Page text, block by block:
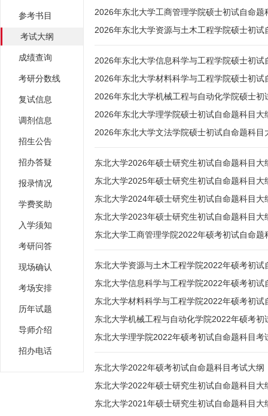
参考书目
考试大纲
成绩查询
考研分数线
复试信息
调剂信息
招生公告
招办答疑
报录情况
学费奖助
入学须知
考研问答
现场确认
考场安排
历年试题
导师介绍
招办电话
2026年东北大学工商管理学院硕士初试自命题
2026年东北大学资源与土木工程学院硕士初试
2026年东北大学信息科学与工程学院硕士初试
2026年东北大学材料科学与工程学院硕士初试
2026年东北大学机械工程与自动化学院硕士初
2026年东北大学理学院硕士初试自命题科目大
2026年东北大学文法学院硕士初试自命题科目
东北大学2026年硕士研究生初试自命题科目大
东北大学2025年硕士研究生初试自命题科目大
东北大学2024年硕士研究生初试自命题科目大
东北大学2023年硕士研究生初试自命题科目大
东北大学工商管理学院2022年硕考初试自命题
东北大学资源与土木工程学院2022年硕考初试
东北大学信息科学与工程学院2022年硕考初试
东北大学材料科学与工程学院2022年硕考初试
东北大学机械工程与自动化学院2022年硕考初
东北大学理学院2022年硕考初试自命题科目考
东北大学2022年硕考初试自命题科目考试大纲
东北大学2022年硕士研究生初试自命题科目大
东北大学2021年硕士研究生初试自命题科目大